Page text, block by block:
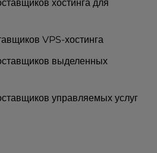
хостинга для
VPS-хостинга
выделенных
управляемых услуг